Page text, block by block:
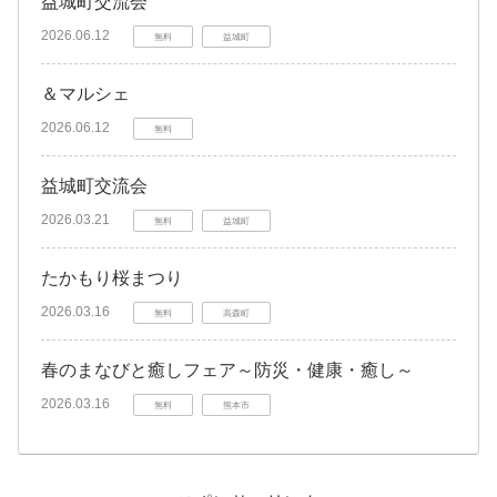
2026.06.12 無料 益城町
＆マルシェ
2026.06.12 無料
益城町交流会
2026.03.21 無料 益城町
たかもり桜まつり
2026.03.16 無料 高森町
春のまなびと癒しフェア～防災・健康・癒し～
2026.03.16 無料 熊本市